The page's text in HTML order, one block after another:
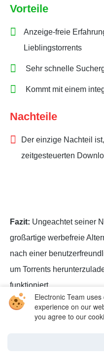
Vorteile
Anzeige-freie
Lieblingstorrents
Sehr schnelle
Kommt mit einem
Nachteile
Der einzige Nachteil
zeitgesteuerten
Fazit: Ungeachtet seiner
großartige werbefreie
nach einer
um Torrents
funktioniert.
Electronic Team
experience on our
you agree to our